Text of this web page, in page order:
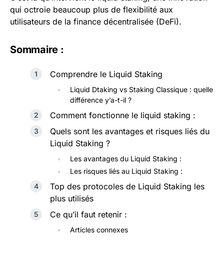
qui octroie beaucoup plus de flexibilité aux
utilisateurs de la finance décentralisée (DeFi).
Sommaire :
Comprendre le Liquid Staking
Liquid Dtaking vs Staking Classique : quelle
différence y’a-t-il ?
Comment fonctionne le liquid staking :
Quels sont les avantages et risques liés du
Liquid Staking ?
Les avantages du Liquid Staking :
Les risques liés au Liquid Staking :
Top des protocoles de Liquid Staking les
plus utilisés
Ce qu’il faut retenir :
Articles connexes